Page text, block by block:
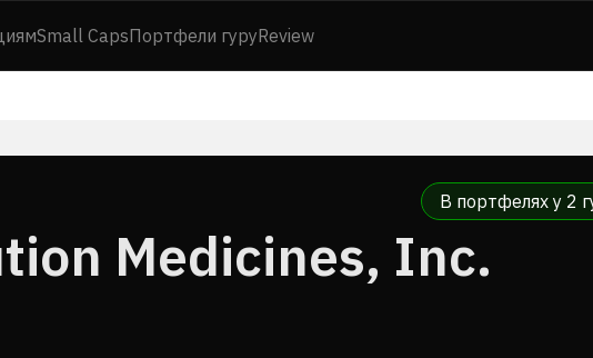
Small CapsПортфели гуруReview
В портфелях у 2
Medicines, Inc.